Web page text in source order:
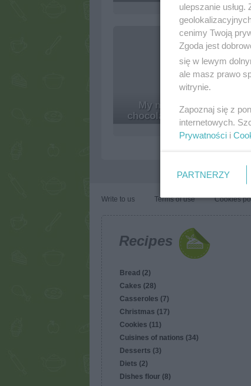
4k 0 0
My mom's lemon
chocolate cheesecake
0
Write to us Terms of use Cookies
Recipes
Bread (2)
Cakes (28)
Casseroles (7)
Christmas (17)
Cookies (11)
Cuisines of nations (34)
Desserts (3)
Diets (2)
Dishes flour (8)
ulepszanie
cenimy Twoją
Zgoda jest
się w lewym
ale masz prawo
witrynie.
Zapoznaj się z
internetowych.
Prywatności i
PARTNERZY